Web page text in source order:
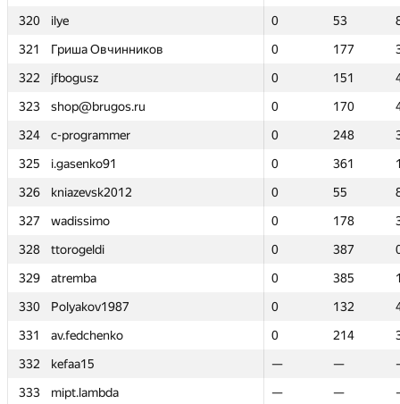
320
ilye 0 53
321
Гриша Овчинников 0 177
322
jfbogusz 0 151
323
shop@brugos.ru 0 170
324
c-programmer 0 248
325
i.gasenko91 0 361
326
kniazevsk2012 0 55
327
wadissimo 0 178
328
ttorogeldi 0 387
329
atremba 0 385
330
Polyakov1987 0 132
331
av.fedchenko 0 214
332
kefaa15 — —
333
mipt.lambda — —
320
ilye 0 53
321
Гриша Овчинников 0 177
322
jfbogusz 0 151
323
shop@brugos.ru 0 170
324
c-programmer 0 248
325
i.gasenko91 0 361
326
kniazevsk2012 0 55
327
wadissimo 0 178
328
ttorogeldi 0 387
329
atremba 0 385
330
Polyakov1987 0 132
331
av.fedchenko 0 214
332
kefaa15 — —
333
mipt.lambda — —